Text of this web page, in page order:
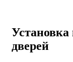
дверей